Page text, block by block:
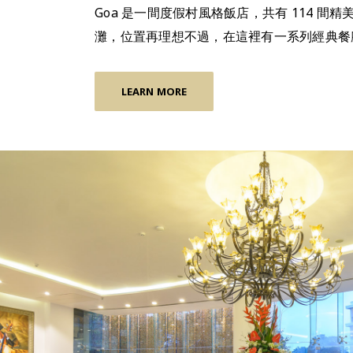
Goa 是一間度假村風格飯店，共有 114 間
灘，位置再理想不過，在這裡有一系列經典
LEARN MORE